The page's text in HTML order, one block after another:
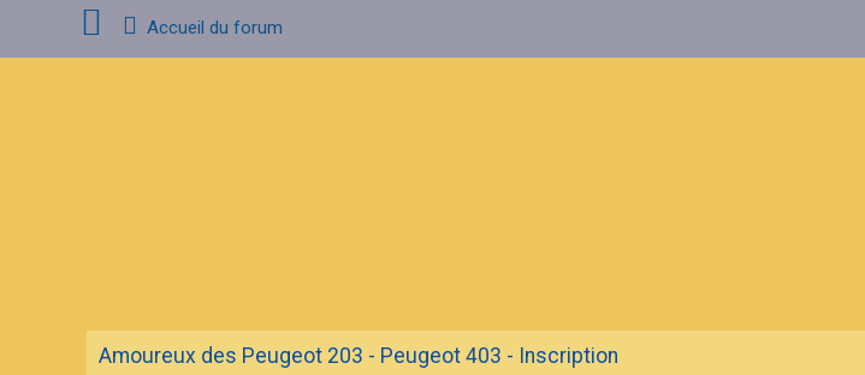
Accueil du forum
Amoureux des Peugeot 203 - Peugeot 403 - Inscription